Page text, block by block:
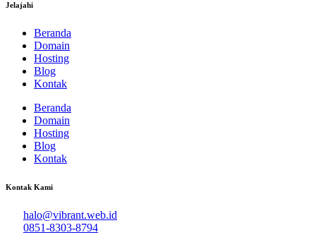
Jelajahi
Beranda
Domain
Hosting
Blog
Kontak
Beranda
Domain
Hosting
Blog
Kontak
Kontak Kami
halo@vibrant.web.id
0851-8303-8794